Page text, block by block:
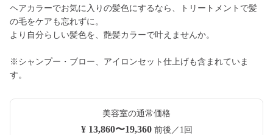
ヘアカラーでお気に入りの髪色にするなら、トリートメントで髪
の毛をケアも忘れずに。
より自分らしい髪色を、艶髪カラーで叶えませんか。
※シャンプー・ブロー、アイロンセット仕上げも含まれていま
す。
美容室の通常価格
¥ 13,860〜19,360前後／1回